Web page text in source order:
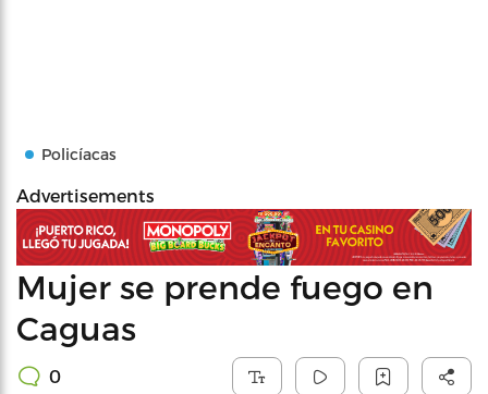
Policíacas
Advertisements
Mujer se prende fuego en
Caguas
0